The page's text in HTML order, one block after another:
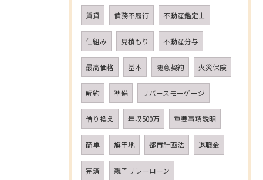
賃貸 債務不履行 不動産鑑定士
仕組み 見積もり 不動産分与
最高価格 基本 随意契約 火災保険
解約 準備 リバースモーゲージ
借り換え 年収500万 重要事項説明
簡単 旗竿地 都市計画法 退職金
完済 親子リレーローン